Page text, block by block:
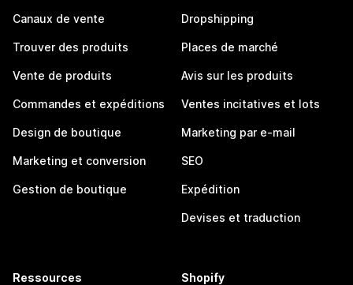
Canaux de vente
Trouver des produits
Vente de produits
Commandes et expéditions
Design de boutique
Marketing et conversion
Gestion de boutique
Dropshipping
Places de marché
Avis sur les produits
Ventes incitatives et lots
Marketing par e-mail
SEO
Expédition
Devises et traduction
Ressources Shopify